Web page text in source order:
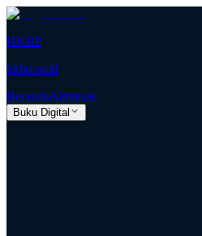
HKBP
hkbp.or.id
BerandaAlmanak
Buku Digital